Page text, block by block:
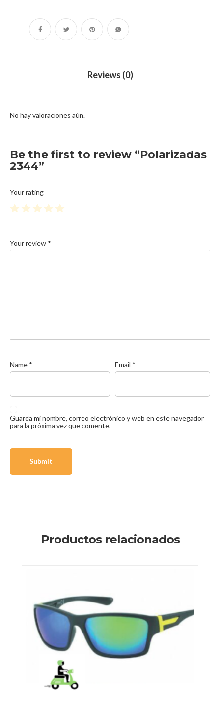
Reviews (0)
No hay valoraciones aún.
Be the first to review “Polarizadas
2344”
Your rating
1
2 3 4
Your review *
Name * Email *
Guarda mi nombre, correo electrónico y web en este navegador
para la próxima vez que comente.
Productos relacionados